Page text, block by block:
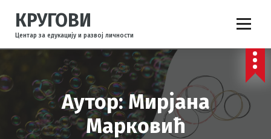
ч
н
а
КРУГОВИ
Центар за едукацију и развој личности
Аутор: Мирјана
Марковић